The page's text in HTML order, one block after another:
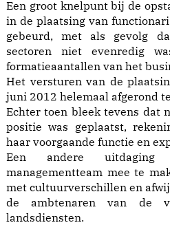
Een groot knelpunt bij de
in de plaatsing van
gebeurd, met als gevolg
sectoren niet evenredig
formatieaantallen van het
Het versturen van de
juni 2012 helemaal afgerond
Echter toen bleek tevens dat
positie was geplaatst,
haar voorgaande functie en
Een andere
managementteam mee te
met cultuurverschillen en
de ambtenaren van de
landsdiensten.